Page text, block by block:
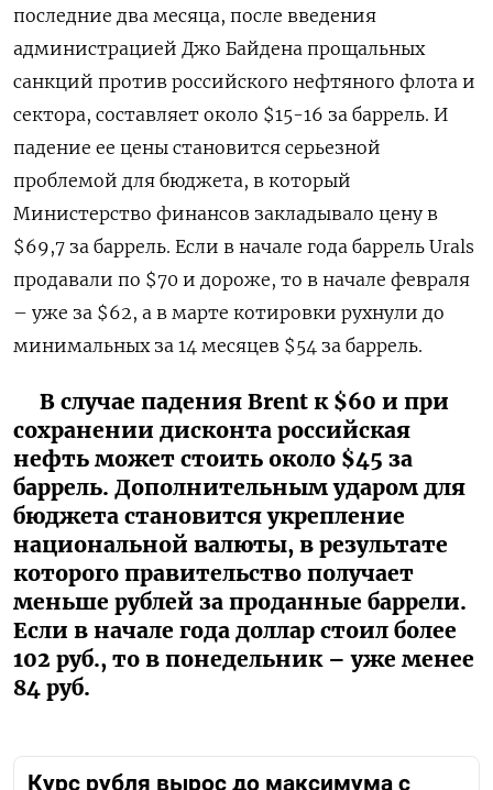
последние два месяца, после введения
администрацией Джо Байдена прощальных
санкций против российского нефтяного флота и
сектора, составляет около $15-16 за баррель. И
падение ее цены становится серьезной
проблемой для бюджета, в который
Министерство финансов закладывало цену в
$69,7 за баррель. Если в начале года баррель Urals
продавали по $70 и дороже, то в начале февраля
– уже за $62, а в марте котировки рухнули до
минимальных за 14 месяцев $54 за баррель.
В случае падения Brent к $60 и при
сохранении дисконта российская
нефть может стоить около $45 за
баррель. Дополнительным ударом для
бюджета становится укрепление
национальной валюты, в результате
которого правительство получает
меньше рублей за проданные баррели.
Если в начале года доллар стоил более
102 руб., то в понедельник – уже менее
84 руб.
Курс рубля вырос до максимума с